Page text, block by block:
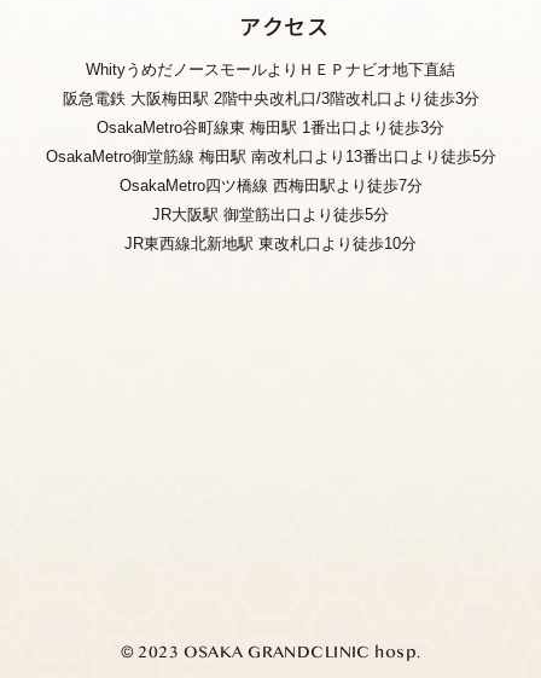
アクセス
WhityうめだノースモールよりＨＥＰナビオ地下直結
阪急電鉄 大阪梅田駅 2階中央改札口/3階改札口より徒歩3分
OsakaMetro谷町線東 梅田駅 1番出口より徒歩3分
OsakaMetro御堂筋線 梅田駅 南改札口より13番出口より徒歩5分
OsakaMetro四ツ橋線 西梅田駅より徒歩7分
JR大阪駅 御堂筋出口より徒歩5分
JR東西線北新地駅 東改札口より徒歩10分
© 2023 OSAKA GRANDCLINIC hosp.